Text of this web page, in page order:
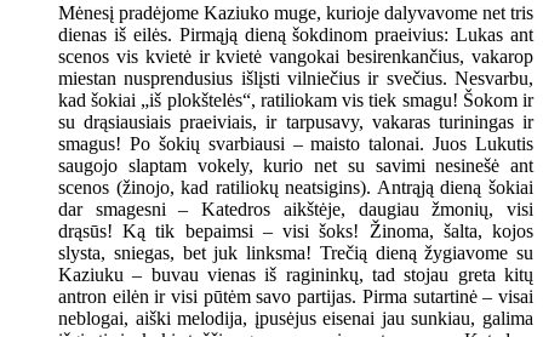
Mėnesį pradėjome Kaziuko muge, kurioje dalyvavome net tris
dienas iš eilės. Pirmąją dieną šokdinom praeivius: Lukas ant
scenos vis kvietė ir kvietė vangokai besirenkančius, vakarop
miestan nusprendusius išlįsti vilniečius ir svečius. Nesvarbu,
kad šokiai „iš plokštelės“, ratiliokam vis tiek smagu! Šokom ir
su drąsiausiais praeiviais, ir tarpusavy, vakaras turiningas ir
smagus! Po šokių svarbiausi – maisto talonai. Juos Lukutis
saugojo slaptam vokely, kurio net su savimi nesinešė ant
scenos (žinojo, kad ratiliokų neatsigins). Antrąją dieną šokiai
dar smagesni – Katedros aikštėje, daugiau žmonių, visi
drąsūs! Ką tik bepaimsi – visi šoks! Žinoma, šalta, kojos
slysta, sniegas, bet juk linksma! Trečią dieną žygiavome su
Kaziuku – buvau vienas iš ragininkų, tad stojau greta kitų
antron eilėn ir visi pūtėm savo partijas. Pirma sutartinė – visai
neblogai, aiški melodija, įpusėjus eisenai jau sunkiau, galima